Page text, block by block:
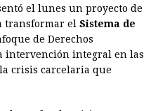
el lunes un proyecto de
transformar el Sistema de
de Derechos
intervención integral en las
crisis carcelaria que